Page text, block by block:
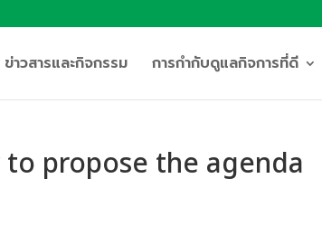
ข่าวสารและกิจกรรม การกำกับดูแลกิจการที่ดี
propose the agenda